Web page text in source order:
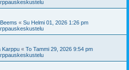
« Su Helmi 01, 2026 1:26 pm
Karppu « To Tammi 29, 2026 9:54 pm